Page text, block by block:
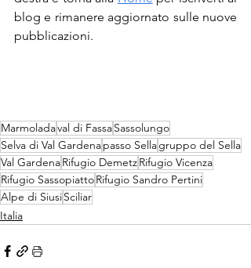
blog e rimanere aggiornato sulle nuove
pubblicazioni.
Marmoladaval di FassaSassolungo
Selva di Val Gardenapasso Sellagruppo del Sella
Val GardenaRifugio DemetzRifugio Vicenza
Rifugio SassopiattoRifugio Sandro Pertini
Alpe di SiusiSciliar
Italia